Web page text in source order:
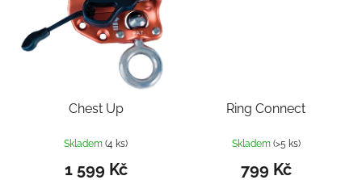
Chest Up
Skladem(4 ks)
1 599 Kč
Ring Connect
Skladem (>5 ks)
799 Kč